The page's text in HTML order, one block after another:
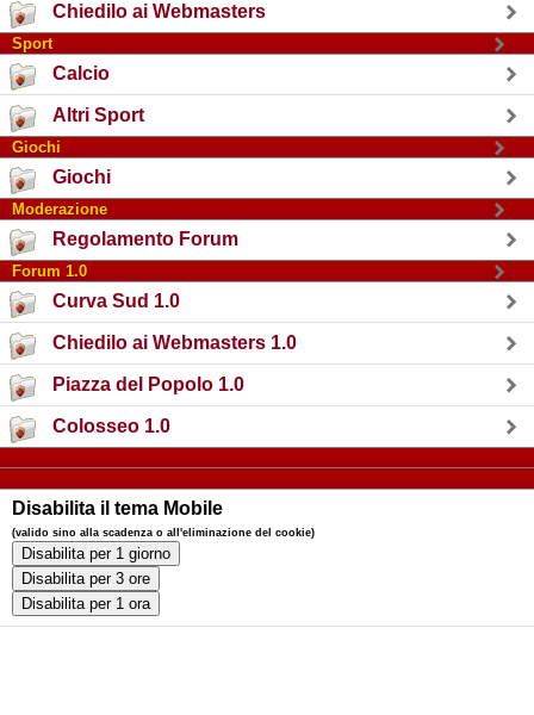
Chiedilo ai Webmasters
Sport
Calcio
Altri Sport
Giochi
Giochi
Moderazione
Regolamento Forum
Forum 1.0
Curva Sud 1.0
Chiedilo ai Webmasters 1.0
Piazza del Popolo 1.0
Colosseo 1.0
Disabilita il tema Mobile
(valido sino alla scadenza o all'eliminazione del cookie)